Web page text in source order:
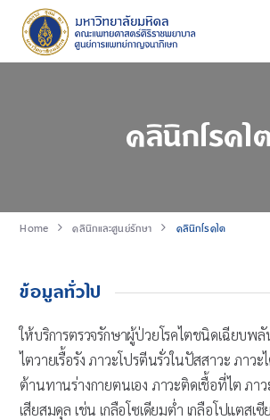
คลินิกโรคไ
Home คลินิกและศูนย์รักษา คลินิกโรคไต
ข้อมูลทั่วไป
ให้บริการตรวจรักษาผู้ป่วยโรคไตชนิดเฉียบพลั
ไตวายเรื้อรัง ภาวะโปรตีนรั่วในปัสสาวะ ภาวะ
ต้านทานร่างกายตนเอง ภาวะติดเชื้อที่ไต ภาว
เสียสมดุล เช่น เกลือโซเดียมต่ำ เกลือโปแตสเ